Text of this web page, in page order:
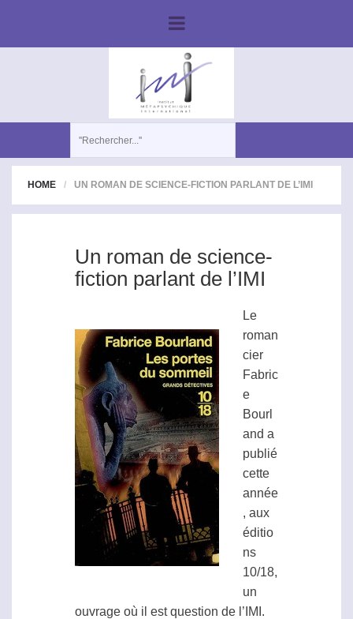
HOME UN ROMAN DE SCIENCE-FICTION PARLANT DE L’IMI
Un roman de science-
fiction parlant de l’IMI
Le
roman
cier
Fabric
e
Bourl
and a
publié
cette
année
, aux
éditio
ns
10/18,
un
ouvrage où il est question de l’IMI.